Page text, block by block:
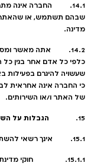
14.1. החברה אינה
שבהם תשתמש, או שהאתר
מדינה.
14.2. אתה מאשר
כלפי כל אדם אחר בגין
שעשויה להיגרם בפעילות
כי החברה אינה אחראית
של האתר ו/או השירותים.
15. הגבלות על
15.1. אינך רשאי להשתמש באתר ו/או בשירותים אם:
15.1.1. חוקי מדינת